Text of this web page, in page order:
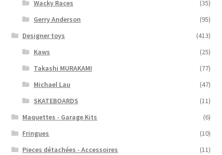
Wacky Races
(35)
Gerry Anderson
(95)
Designer toys
(413)
Kaws
(25)
Takashi MURAKAMI
(77)
Michael Lau
(47)
SKATEBOARDS
(11)
Maquettes - Garage Kits
(6)
Fringues
(10)
Pieces détachées - Accessoires
(11)